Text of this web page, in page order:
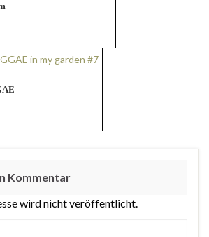
Kommentar
wird nicht veröffentlicht.